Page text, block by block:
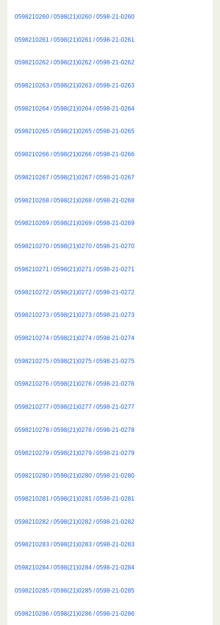
0598210260 / 0598(21)0260 / 0598-21-0260
0598210261 / 0598(21)0261 / 0598-21-0261
0598210262 / 0598(21)0262 / 0598-21-0262
0598210263 / 0598(21)0263 / 0598-21-0263
0598210264 / 0598(21)0264 / 0598-21-0264
0598210265 / 0598(21)0265 / 0598-21-0265
0598210266 / 0598(21)0266 / 0598-21-0266
0598210267 / 0598(21)0267 / 0598-21-0267
0598210268 / 0598(21)0268 / 0598-21-0268
0598210269 / 0598(21)0269 / 0598-21-0269
0598210270 / 0598(21)0270 / 0598-21-0270
0598210271 / 0598(21)0271 / 0598-21-0271
0598210272 / 0598(21)0272 / 0598-21-0272
0598210273 / 0598(21)0273 / 0598-21-0273
0598210274 / 0598(21)0274 / 0598-21-0274
0598210275 / 0598(21)0275 / 0598-21-0275
0598210276 / 0598(21)0276 / 0598-21-0276
0598210277 / 0598(21)0277 / 0598-21-0277
0598210278 / 0598(21)0278 / 0598-21-0278
0598210279 / 0598(21)0279 / 0598-21-0279
0598210280 / 0598(21)0280 / 0598-21-0280
0598210281 / 0598(21)0281 / 0598-21-0281
0598210282 / 0598(21)0282 / 0598-21-0282
0598210283 / 0598(21)0283 / 0598-21-0283
0598210284 / 0598(21)0284 / 0598-21-0284
0598210285 / 0598(21)0285 / 0598-21-0285
0598210286 / 0598(21)0286 / 0598-21-0286